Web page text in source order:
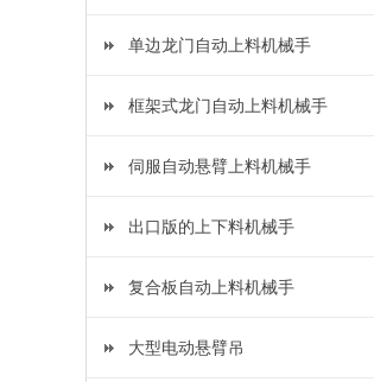
单边龙门自动上料机械手
框架式龙门自动上料机械手
伺服自动悬臂上料机械手
出口版的上下料机械手
复合板自动上料机械手
大型电动悬臂吊